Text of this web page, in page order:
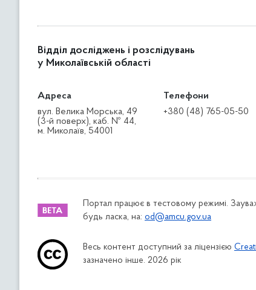
Відділ досліджень і розслідувань
у Миколаївській області
Адреса
вул. Велика Морська, 49
(3-й поверх), каб. № 44,
м. Миколаїв, 54001
Телефони
+380 (48) 765-05-50
Портал працює в тестовому режимі.
будь ласка, на: od@amcu.gov.ua
Весь контент доступний за ліцензією
зазначено інше. 2026 рік